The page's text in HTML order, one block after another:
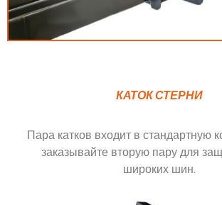
КАТОК СТЕРНИ
Пара катков входит в стандартную
заказывайте вторую пару для
широких шин.